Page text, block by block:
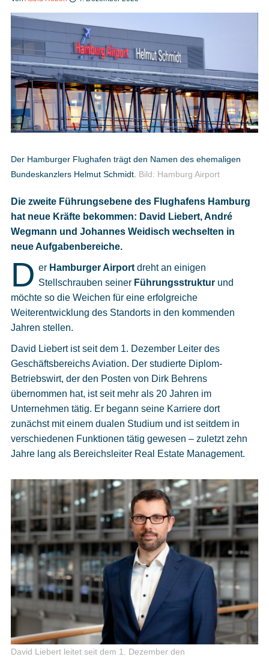
Heft bestellen
Digitale Ausgabe
Podcast
Impressum
Mediadaten
Cookies
Datenschutzeinstellungen
Der Hamburger Flughafen trägt den Namen des ehemaligen
Bundeskanzlers Helmut Schmidt. Bild: Hamburg Airport
Die zweite Führungsebene des Flughafens Hamburg
hat neue Kräfte bekommen: David Liebert, André
Wegmann und Johannes Weidisch wechselten in
neue Aufgabenbereiche.
D er Hamburger Airportdreht an einigen
Stellschrauben seiner Führungsstrukturund
möchte so die Weichen für eine erfolgreiche
Weiterentwicklung des Standorts in den kommenden
Jahren stellen.
David Liebert ist seit dem 1. Dezember Leiter des
Geschäftsbereichs Aviation. Der studierte Diplom-
Betriebswirt, der den Posten von Dirk Behrens
übernommen hat, ist seit mehr als 20 Jahren im
Unternehmen tätig. Er begann seine Karriere dort
zunächst mit einem dualen Studium und ist seitdem in
verschiedenen Funktionen tätig gewesen – zuletzt zehn
Jahre lang als Bereichsleiter Real Estate Management.
David Liebert leitet seit dem 1. Dezember den